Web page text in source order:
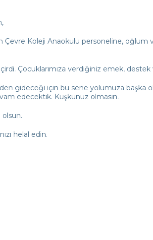
Çevre Koleji Anaokulu personeline,
Çocuklarımıza verdiğiniz emek,
gideceği için bu sene yolumuza başka
edecektik. Kuşkunuz olmasın.
helal edin.